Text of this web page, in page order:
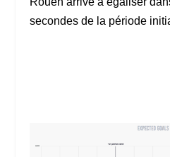
secondes de la période